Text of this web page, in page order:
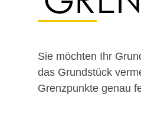
Sie möchten Ihr
das Grundstück
Grenzpunkte genau